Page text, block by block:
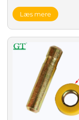
Læs mere